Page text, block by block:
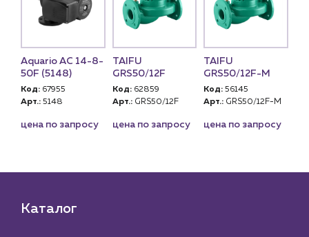
Aquario AC 14-8-
50F (5148)
Код: 67955
Арт.: 5148
цена по запросу
TAIFU
GRS50/12F
Код: 62859
Арт.: GRS50/12F
цена по запросу
TAIFU
GRS50/12F-M
Код: 56145
Арт.: GRS50/12F-M
цена по запросу
Каталог